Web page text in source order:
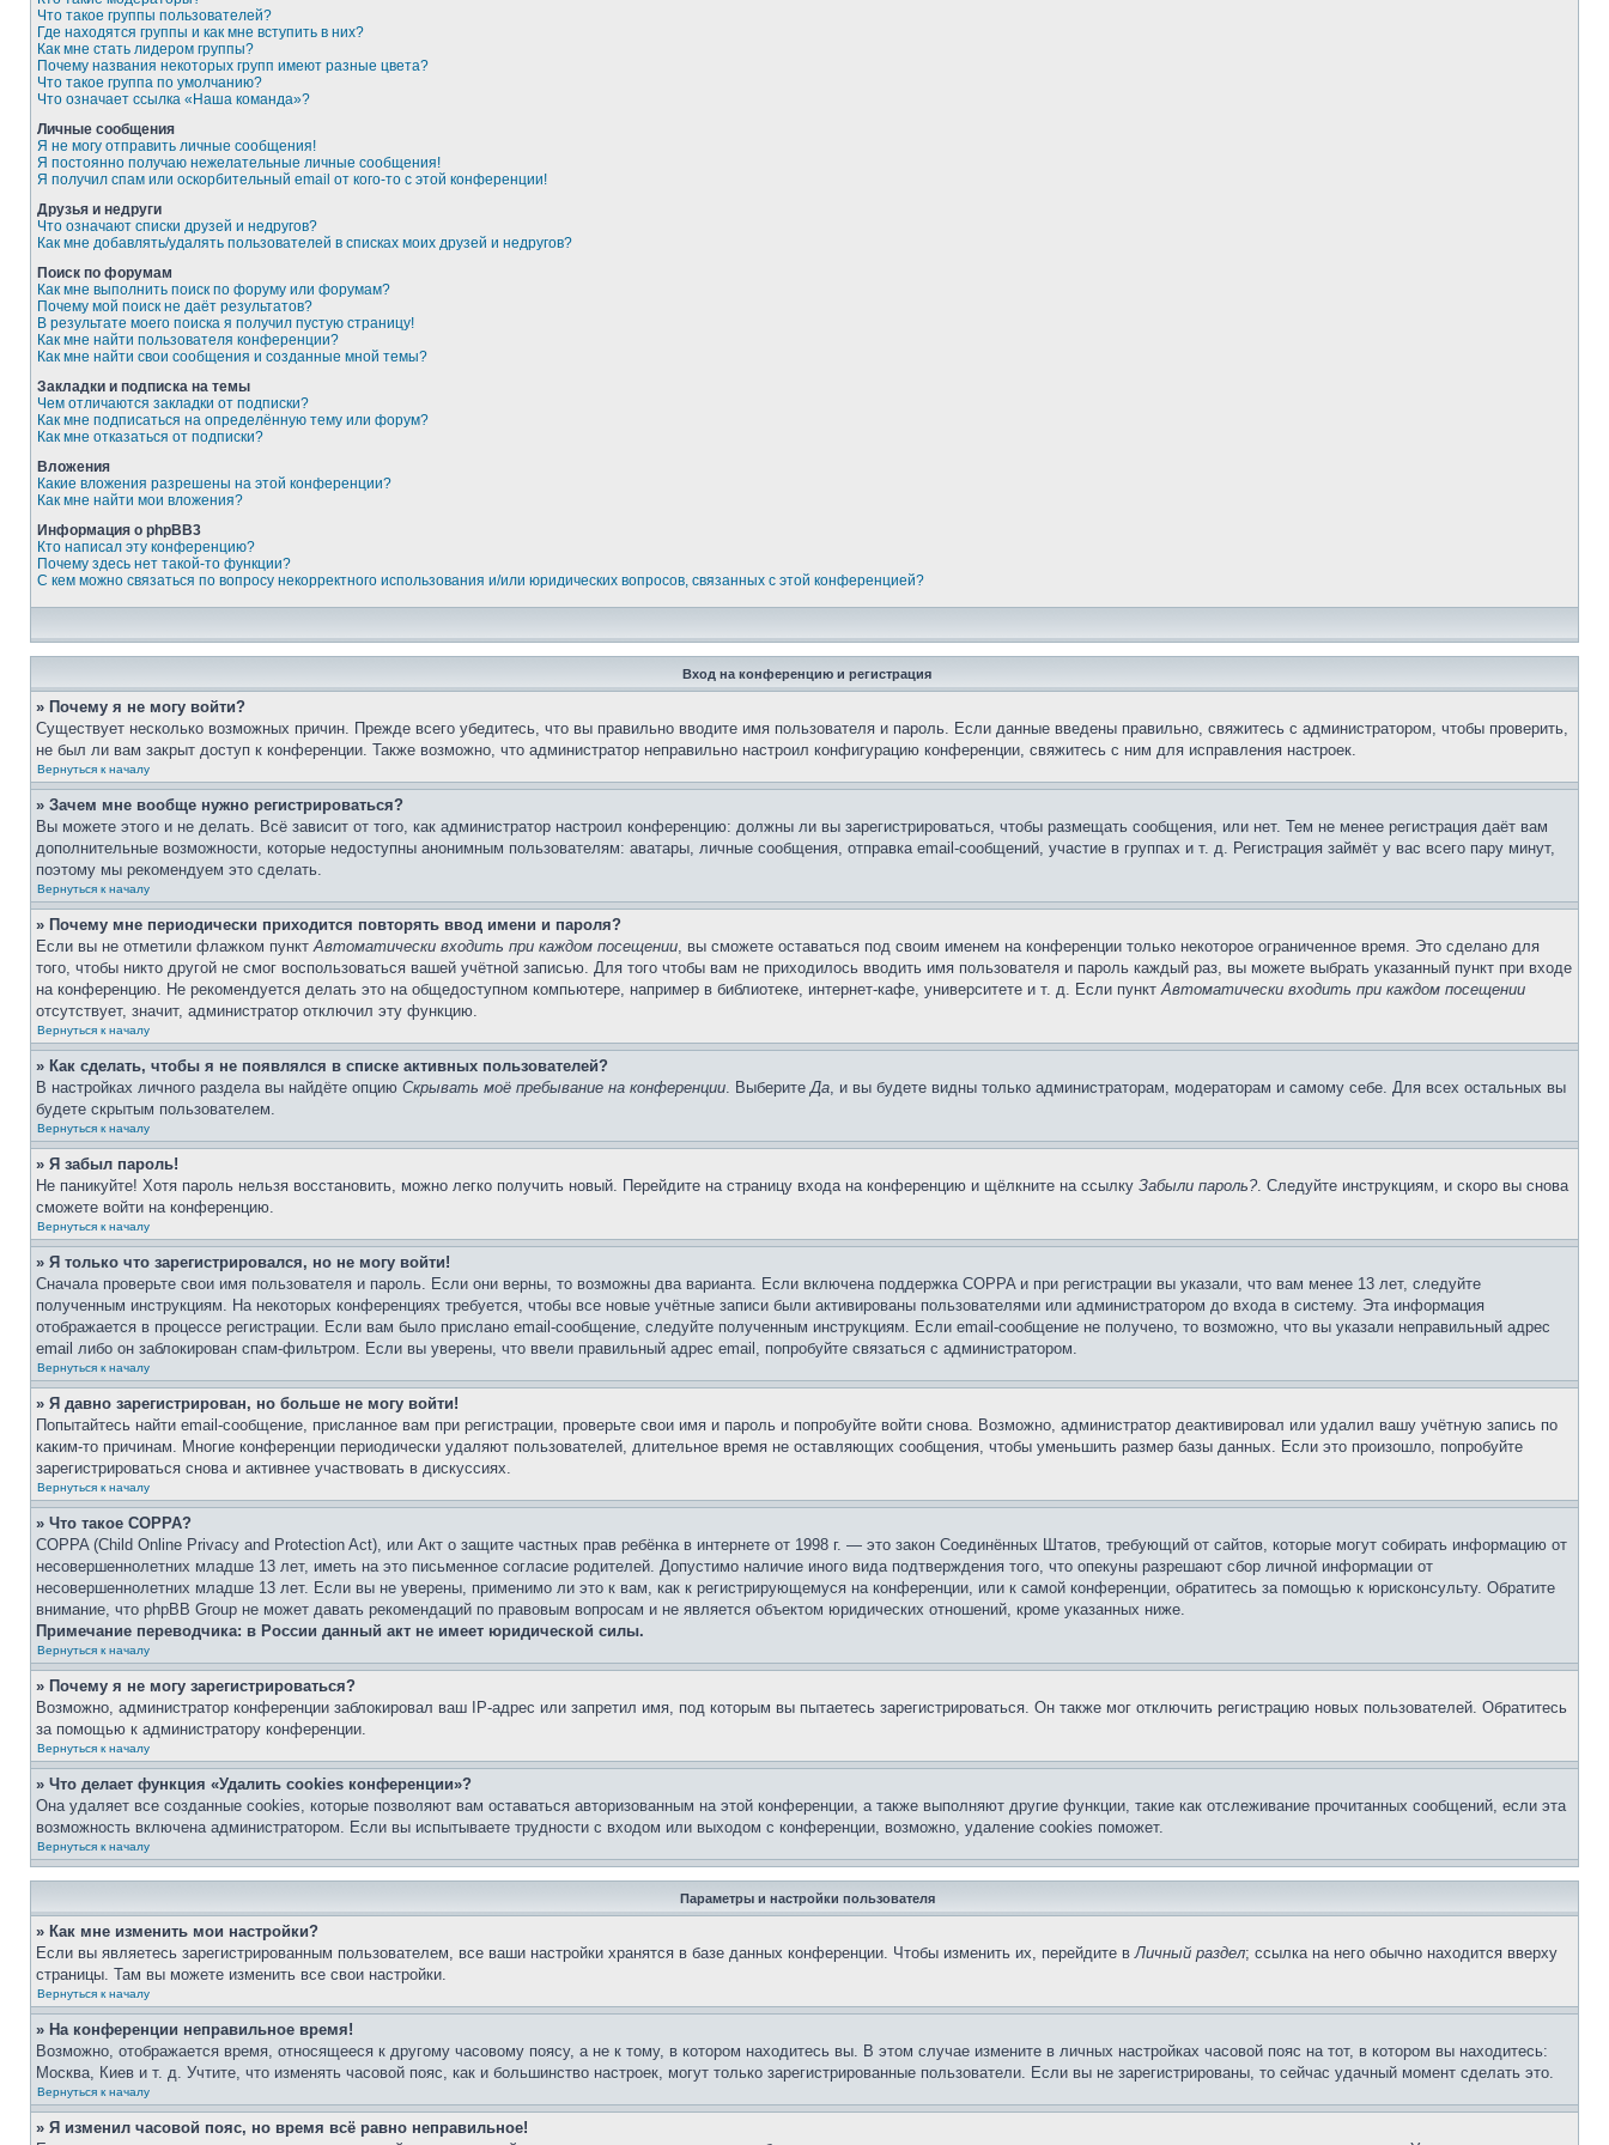
Что такое группы пользователей?
Где находятся группы и как мне вступить в них?
Как мне стать лидером группы?
Почему названия некоторых групп имеют разные цвета?
Что такое группа по умолчанию?
Что означает ссылка «Наша команда»?
Личные сообщения
Я не могу отправить личные сообщения!
Я постоянно получаю нежелательные личные сообщения!
Я получил спам или оскорбительный email от кого-то с этой конференции!
Друзья и недруги
Что означают списки друзей и недругов?
Как мне добавлять/удалять пользователей в списках моих друзей и недругов?
Поиск по форумам
Как мне выполнить поиск по форуму или форумам?
Почему мой поиск не даёт результатов?
В результате моего поиска я получил пустую страницу!
Как мне найти пользователя конференции?
Как мне найти свои сообщения и созданные мной темы?
Закладки и подписка на темы
Чем отличаются закладки от подписки?
Как мне подписаться на определённую тему или форум?
Как мне отказаться от подписки?
Вложения
Какие вложения разрешены на этой конференции?
Как мне найти мои вложения?
Информация о phpBB3
Кто написал эту конференцию?
Почему здесь нет такой-то функции?
С кем можно связаться по вопросу некорректного использования и/или юридических вопросов, связанных с этой конференцией?
Вход на конференцию и регистрация
» Почему я не могу войти?
Существует несколько возможных причин. Прежде всего убедитесь, что вы правильно вводите имя пользователя и пароль. Если данные введены правильно, свяжитесь с администратором, чтобы проверить,
не был ли вам закрыт доступ к конференции. Также возможно, что администратор неправильно настроил конфигурацию конференции, свяжитесь с ним для исправления настроек.
Вернуться к началу
» Зачем мне вообще нужно регистрироваться?
Вы можете этого и не делать. Всё зависит от того, как администратор настроил конференцию: должны ли вы зарегистрироваться, чтобы размещать сообщения, или нет. Тем не менее регистрация даёт вам
дополнительные возможности, которые недоступны анонимным пользователям: аватары, личные сообщения, отправка email-сообщений, участие в группах и т. д. Регистрация займёт у вас всего пару минут,
поэтому мы рекомендуем это сделать.
Вернуться к началу
» Почему мне периодически приходится повторять ввод имени и пароля?
Если вы не отметили флажком пунктАвтоматически входить при каждом посещении, вы сможете оставаться под своим именем на конференции только некоторое ограниченное время. Это сделано для
того, чтобы никто другой не смог воспользоваться вашей учётной записью. Для того чтобы вам не приходилось вводить имя пользователя и пароль каждый раз, вы можете выбрать указанный пункт при входе
на конференцию. Не рекомендуется делать это на общедоступном компьютере, например в библиотеке, интернет-кафе, университете и т. д. Если пунктАвтоматически входить при каждом посещении
отсутствует, значит, администратор отключил эту функцию.
Вернуться к началу
» Как сделать, чтобы я не появлялся в списке активных пользователей?
В настройках личного раздела вы найдёте опцию Скрывать моё пребывание на конференции. ВыберитеДа, и вы будете видны только администраторам, модераторам и самому себе. Для всех остальных вы
будете скрытым пользователем.
Вернуться к началу
» Я забыл пароль!
Не паникуйте! Хотя пароль нельзя восстановить, можно легко получить новый. Перейдите на страницу входа на конференцию и щёлкните на ссылку Забыли пароль?. Следуйте инструкциям, и скоро вы снова
сможете войти на конференцию.
Вернуться к началу
» Я только что зарегистрировался, но не могу войти!
Сначала проверьте свои имя пользователя и пароль. Если они верны, то возможны два варианта. Если включена поддержка COPPA и при регистрации вы указали, что вам менее 13 лет, следуйте
полученным инструкциям. На некоторых конференциях требуется, чтобы все новые учётные записи были активированы пользователями или администратором до входа в систему. Эта информация
отображается в процессе регистрации. Если вам было прислано email-сообщение, следуйте полученным инструкциям. Если email-сообщение не получено, то возможно, что вы указали неправильный адрес
email либо он заблокирован спам-фильтром. Если вы уверены, что ввели правильный адрес email, попробуйте связаться с администратором.
Вернуться к началу
» Я давно зарегистрирован, но больше не могу войти!
Попытайтесь найти email-сообщение, присланное вам при регистрации, проверьте свои имя и пароль и попробуйте войти снова. Возможно, администратор деактивировал или удалил вашу учётную запись по
каким-то причинам. Многие конференции периодически удаляют пользователей, длительное время не оставляющих сообщения, чтобы уменьшить размер базы данных. Если это произошло, попробуйте
зарегистрироваться снова и активнее участвовать в дискуссиях.
Вернуться к началу
» Что такое COPPA?
COPPA (Child Online Privacy and Protection Act), или Акт о защите частных прав ребёнка в интернете от 1998 г. — это закон Соединённых Штатов, требующий от сайтов, которые могут собирать информацию от
несовершеннолетних младше 13 лет, иметь на это письменное согласие родителей. Допустимо наличие иного вида подтверждения того, что опекуны разрешают сбор личной информации от
несовершеннолетних младше 13 лет. Если вы не уверены, применимо ли это к вам, как к регистрирующемуся на конференции, или к самой конференции, обратитесь за помощью к юрисконсульту. Обратите
внимание, что phpBB Group не может давать рекомендаций по правовым вопросам и не является объектом юридических отношений, кроме указанных ниже.
Примечание переводчика: в России данный акт не имеет юридической силы.
Вернуться к началу
» Почему я не могу зарегистрироваться?
Возможно, администратор конференции заблокировал ваш IP-адрес или запретил имя, под которым вы пытаетесь зарегистрироваться. Он также мог отключить регистрацию новых пользователей. Обратитесь
за помощью к администратору конференции.
Вернуться к началу
» Что делает функция «Удалить cookies конференции»?
Она удаляет все созданные cookies, которые позволяют вам оставаться авторизованным на этой конференции, а также выполняют другие функции, такие как отслеживание прочитанных сообщений, если эта
возможность включена администратором. Если вы испытываете трудности с входом или выходом с конференции, возможно, удаление cookies поможет.
Вернуться к началу
Параметры и настройки пользователя
» Как мне изменить мои настройки?
Если вы являетесь зарегистрированным пользователем, все ваши настройки хранятся в базе данных конференции. Чтобы изменить их, перейдите вЛичный раздел; ссылка на него обычно находится вверху
страницы. Там вы можете изменить все свои настройки.
Вернуться к началу
» На конференции неправильное время!
Возможно, отображается время, относящееся к другому часовому поясу, а не к тому, в котором находитесь вы. В этом случае измените в личных настройках часовой пояс на тот, в котором вы находитесь:
Москва, Киев и т. д. Учтите, что изменять часовой пояс, как и большинство настроек, могут только зарегистрированные пользователи. Если вы не зарегистрированы, то сейчас удачный момент сделать это.
Вернуться к началу
» Я изменил часовой пояс, но время всё равно неправильное!